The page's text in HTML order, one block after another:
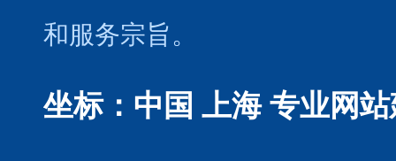
和服务宗旨。
坐标：中国 上海 专业网